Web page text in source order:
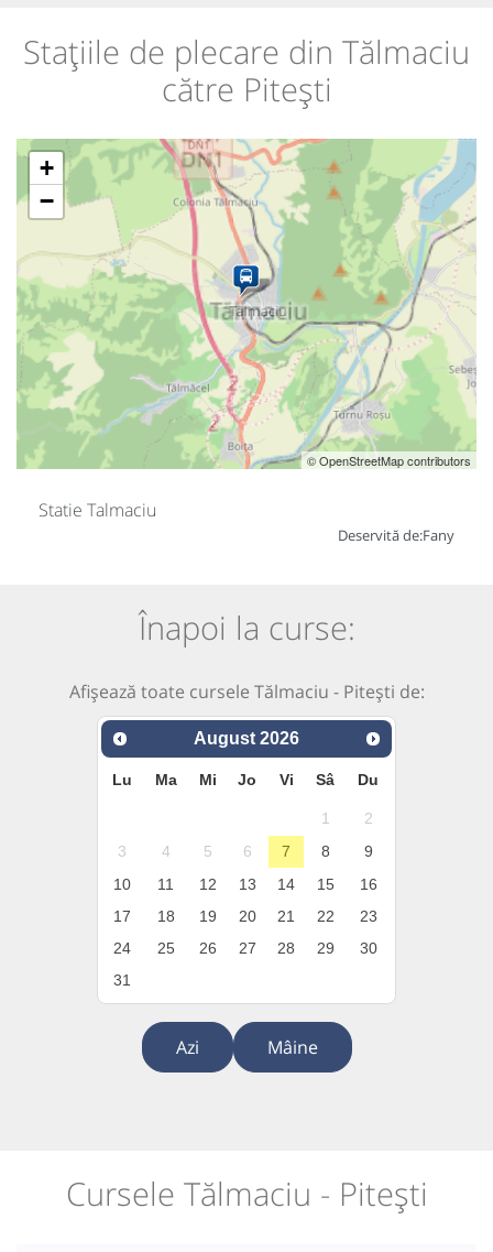
Stațiile de plecare din Tălmaciu
către Pitești
+
−
© OpenStreetMap contributors
Statie Talmaciu
Deservită de:Fany
Înapoi la curse:
Afișează toate cursele Tălmaciu - Pitești de:
August 2026
Lu Ma Mi Jo Vi Sâ Du
1
2
3
4 5 6 7 8
9
10
11 12 13 14 15
16
17
18 19 20 21 22
23
24
25 26 27 28 29
30
31
Azi Mâine
Cursele Tălmaciu - Pitești